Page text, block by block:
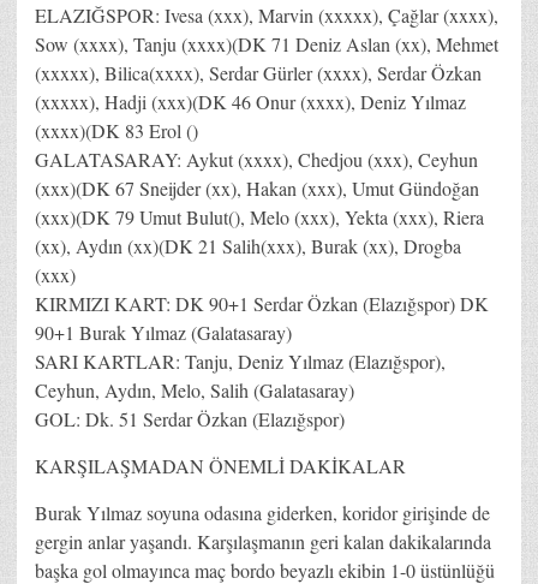
ELAZIĞSPOR: Ivesa (xxx), Marvin (xxxxx), Çağlar (xxxx),
Sow (xxxx), Tanju (xxxx)(DK 71 Deniz Aslan (xx), Mehmet
(xxxxx), Bilica(xxxx), Serdar Gürler (xxxx), Serdar Özkan
(xxxxx), Hadji (xxx)(DK 46 Onur (xxxx), Deniz Yılmaz
(xxxx)(DK 83 Erol ()
GALATASARAY: Aykut (xxxx), Chedjou (xxx), Ceyhun
(xxx)(DK 67 Sneijder (xx), Hakan (xxx), Umut Gündoğan
(xxx)(DK 79 Umut Bulut(), Melo (xxx), Yekta (xxx), Riera
(xx), Aydın (xx)(DK 21 Salih(xxx), Burak (xx), Drogba
(xxx)
KIRMIZI KART: DK 90+1 Serdar Özkan (Elazığspor) DK
90+1 Burak Yılmaz (Galatasaray)
SARI KARTLAR: Tanju, Deniz Yılmaz (Elazığspor),
Ceyhun, Aydın, Melo, Salih (Galatasaray)
GOL: Dk. 51 Serdar Özkan (Elazığspor)
KARŞILAŞMADAN ÖNEMLİ DAKİKALAR
Burak Yılmaz soyuna odasına giderken, koridor girişinde de
gergin anlar yaşandı. Karşılaşmanın geri kalan dakikalarında
başka gol olmayınca maç bordo beyazlı ekibin 1-0 üstünlüğü